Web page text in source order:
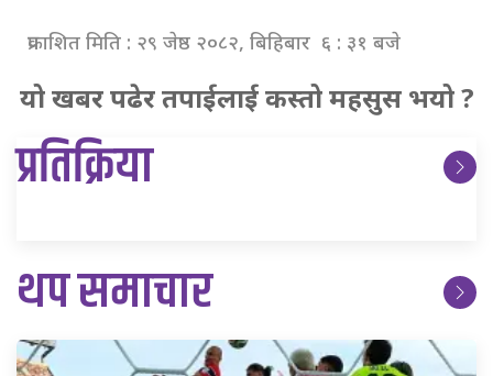
प्रकाशित मिति : २९ जेष्ठ २०८२, बिहिबार ६ : ३१ बजे
यो खबर पढेर तपाईलाई कस्तो महसुस भयो ?
प्रतिक्रिया
थप समाचार